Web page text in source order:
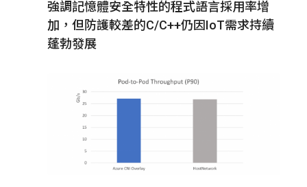
強調記憶體安全特性的程式語言採用率增
加，但防護較差的C/C++仍因IoT需求持續
蓬勃發展